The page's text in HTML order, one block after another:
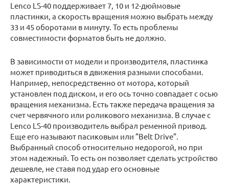
Lenco LS-40 поддерживает 7, 10 и 12-дюймовые
пластинки, а скорость вращения можно выбрать между
33 и 45 оборотами в минуту. То есть проблемы
совместимости форматов быть не должно.
В зависимости от модели и производителя, пластинка
может приводиться в движения разными способами.
Например, непосредственно от мотора, который
установлен под диском, и его ось точно совпадает с осью
вращения механизма. Есть также передача вращения за
счет червячного или роликового механизма. В случае с
Lenco LS-40 производитель выбрал ременной привод.
Еще его называют пасиковым или ”Belt Drive”.
Выбранный способ относительно недорогой, но при
этом надежный. То есть он позволяет сделать устройство
дешевле, не ставя под удар его основные
характеристики.